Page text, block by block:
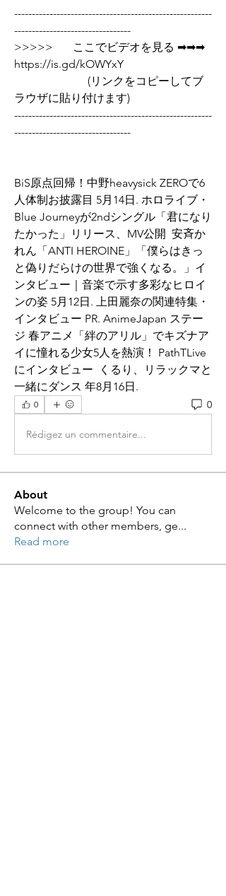
--------------------------------------------------------
---------------------------------
>>>>>       ここでビデオを見る ➡➡➡
https://is.gd/kOWYxY
ラウザに貼り付けます)
--------------------------------------------------------
---------------------------------
BiS原点回帰！中野heavysick ZEROで6
人体制お披露目 5月14日. ホロライブ・
Blue Journeyが2ndシングル「君になり
たかった」リリース、MV公開  安斉か
れん「ANTI HEROINE」「僕らはきっ
と偽りだらけの世界で強くなる。」イ
ンタビュー｜音楽で示す多彩なヒロイ
ンの姿 5月12日. 上田麗奈の関連特集・
インタビュー PR. AnimeJapan ステー
ジ 春アニメ「絆のアリル」でキズナア
イに憧れる少女5人を熱演！ PathTLive
にインタビュー  くるり、リラックマと
一緒にダンス 年8月16日.
0 0
Rédigez un commentaire...
About
Welcome to the group! You can
connect with other members, ge...
Read more